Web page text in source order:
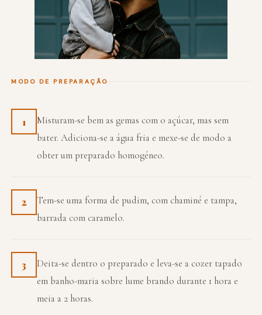
MODO DE PREPARAÇÃO
1
Misturam-se bem as gemas com o açúcar, mas sem
bater. Adiciona-se a água fria e mexe-se de modo a
obter um preparado homogéneo.
2
Tem-se uma forma de pudim, com chaminé e tampa,
barrada com caramelo.
3
Deita-se dentro o preparado e leva-se a cozer tapado
em banho-maria sobre lume brando durante 1 hora e
meia a 2 horas.